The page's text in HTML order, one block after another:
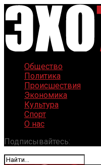
Общество
Политика
Происшествия
Экономика
Культура
Спорт
О нас
Подписывайтесь: